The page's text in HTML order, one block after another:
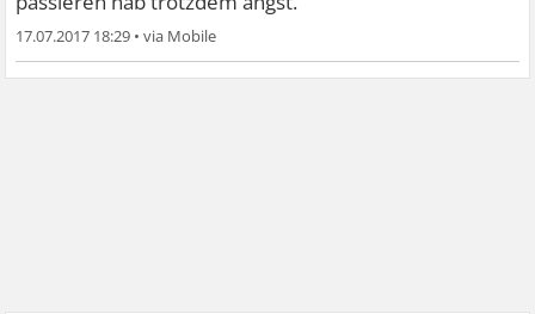
17.07.2017 18:29 •